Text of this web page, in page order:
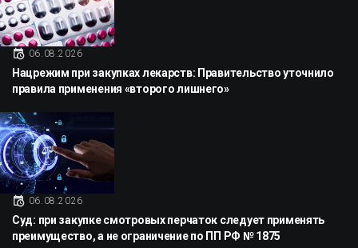
06.08.2026
Нацрежим при закупках лекарств: Правительство уточнило
правила применения «второго лишнего»
06.08.2026
Суд: при закупке смотровых перчаток следует применять
преимущество, а не ограничение по ПП РФ № 1875